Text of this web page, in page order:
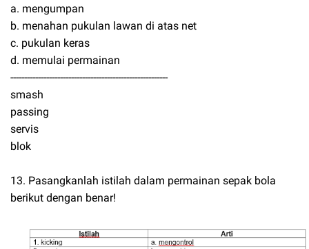
a. mengumpan
b. menahan pukulan lawan di atas net
c. pukulan keras
d. memulai permainan
---------------------------------------------------------
smash
passing
servis
blok
13. Pasangkanlah istilah dalam permainan sepak bola
berikut dengan benar!